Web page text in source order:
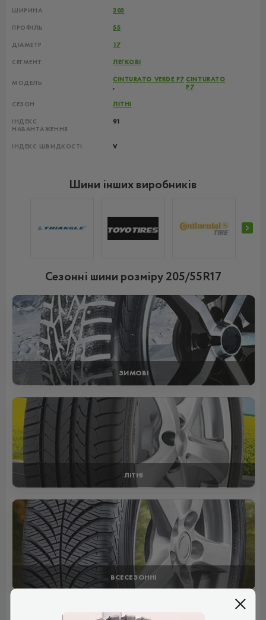
ШИРИНА 205
ПРОФІЛЬ 55
ДІАМЕТР 17
СЕГМЕНТ ЛЕГКОВІ
МОДЕЛЬ
CINTURATO VERDE P7
,
CINTURATO
P7
СЕЗОН ЛІТНІ
ІНДЕКС
НАВАНТАЖЕННЯ
91
ІНДЕКС ШВИДКОСТІ V
Шини інших виробників
Сезонні шини розміру 205/55R17
ЗИМОВІ
ЛІТНІ
ВСЕСЕЗОННІ
Відгуки (1)